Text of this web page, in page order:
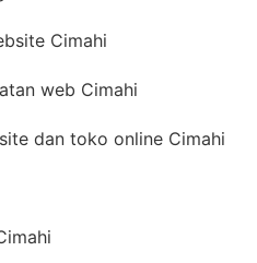
Cimahi
web Cimahi
dan toko online Cimahi